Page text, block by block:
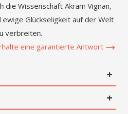
die Wissenschaft Akram Vignan,
ewige Glückseligkeit auf der Welt
verbreiten.
eine garantierte Antwort